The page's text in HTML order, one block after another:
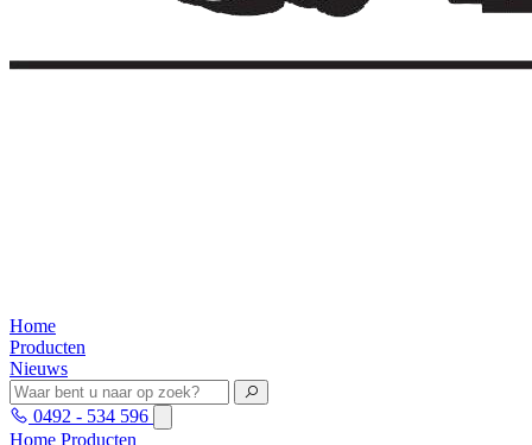
Home
Producten
Nieuws
0492 - 534 596
Home Producten